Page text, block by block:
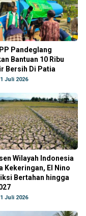
Pandeglang
Bantuan 10 Ribu
Bersih Di Patia
Juli 2026
Wilayah Indonesia
Kekeringan, El Nino
Bertahan hingga
Juli 2026